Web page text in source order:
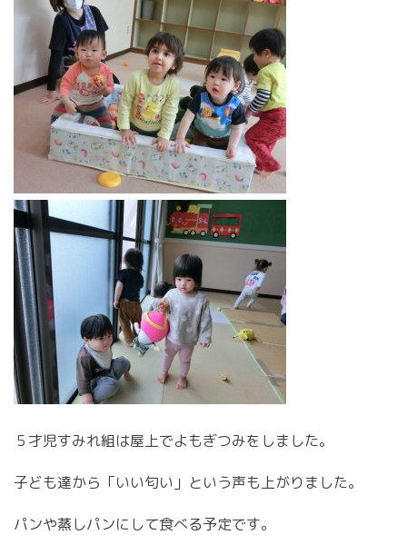
５才児すみれ組は屋上でよもぎつみをしました。
子ども達から「いい匂い」という声も上がりました。
パンや蒸しパンにして食べる予定です。